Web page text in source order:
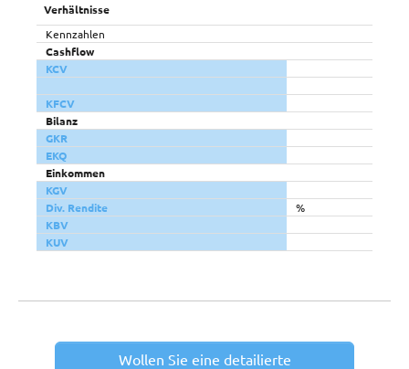
Verhältnisse
Kennzahlen
Cashflow
KCV
KFCV
Bilanz
GKR
EKQ
Einkommen
KGV
Div. Rendite
%
KBV
KUV
Wollen Sie eine detailierte